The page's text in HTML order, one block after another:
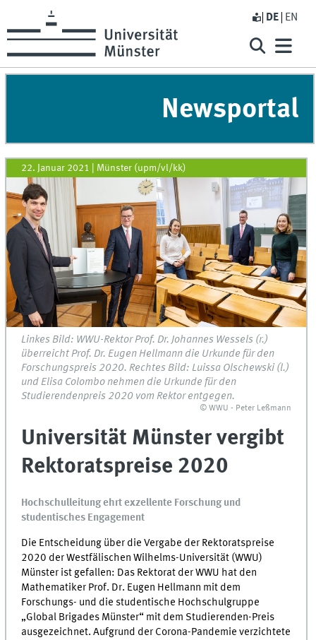
DE EN
Newsportal
22. Januar 2021 Münster (upm/vl/kk)
Linkes Bild: WWU-Rektor Prof. Dr. Johannes Wessels (r.)
überreicht Prof. Dr. Eugen Hellmann die Urkunde für den
Forschungspreis 2020. Rechtes Bild: Luissa Olschewski (l.)
und Elisa Colombo nehmen die Urkunde für den
Studierendenpreis 2020 vom Rektor entgegen.
© WWU - Peter Leßmann
Universität Münster vergibt
Rektoratspreise 2020
Hochschulleitung ehrt exzellente Forschung und
studentisches Engagement
Die Entscheidung über die Vergabe der Rektoratspreise
2020 der Westfälischen Wilhelms-Universität (WWU)
Münster ist gefallen: Das Rektorat der WWU hat den
Mathematiker Prof. Dr. Eugen Hellmann mit dem
Forschungs- und die studentische Hochschulgruppe
„Global Brigades Münster“ mit dem Studierenden-Preis
ausgezeichnet. Aufgrund der Corona-Pandemie verzichtete